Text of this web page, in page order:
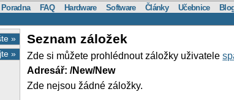
Poradna FAQ Hardware Software Články Učebnice
»
»
Seznam záložek
Zde si můžete prohlédnout záložky uživatele
Adresář: /New/New
Zde nejsou žádné záložky.